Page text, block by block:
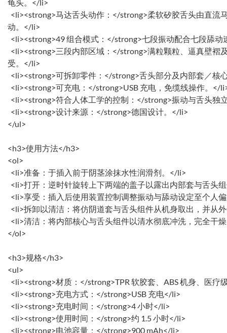
龟头。</li>
<li><strong>马达舌头动作：</strong>柔软矽胶舌头由直流
动。</li>
<li><strong>49 组合模式：</strong>七段振动配合七段舔
<li><strong>三段内部区域：</strong>满粒颗粒、逼真壁褶
受。</li>
<li><strong>可拆卸零件：</strong>舌头部分及内部套／核
<li><strong>可充电：</strong>USB 充电，免缆线操作。</
<li><strong>符合人体工学的控制：</strong>振动与舌头独
<li><strong>设计来源：</strong>德国设计。</li>
</ul>
<h3>使用方法</h3>
<ol>
<li>准备：于插入前于阴茎涂抹水性润滑剂。</li>
<li>打开：逆时针旋转上下两端的盖子以露出内部套与舌头
<li>享受：插入后使用装置控制调整振动与舔动设定至个人
<li>拆卸以清洁：将仿阴道套与舌头组件从机身取出，并从
<li>清洁：将内部核心与舌头组件以清水彻底冲洗，完全干
</ol>
<h3>规格</h3>
<ul>
<li><strong>材质：</strong>TPR 软胶套、ABS 机身、医疗
<li><strong>充电方式：</strong>USB 充电</li>
<li><strong>充电时间：</strong>4 小时</li>
<li><strong>使用时间：</strong>约 1.5 小时</li>
<li><strong>电池容量：</strong>900 mAh</li>